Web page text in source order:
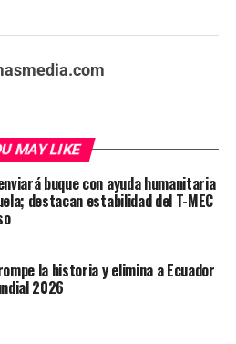
MAY LIKE
buque con ayuda humanitaria
destacan estabilidad del T-MEC
la historia y elimina a Ecuador
2026